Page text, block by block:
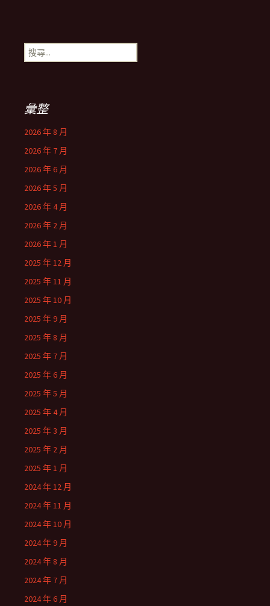
搜
尋
彙整
2026 年 8 月
2026 年 7 月
2026 年 6 月
2026 年 5 月
2026 年 4 月
2026 年 2 月
2026 年 1 月
2025 年 12 月
2025 年 11 月
2025 年 10 月
2025 年 9 月
2025 年 8 月
2025 年 7 月
2025 年 6 月
2025 年 5 月
2025 年 4 月
2025 年 3 月
2025 年 2 月
2025 年 1 月
2024 年 12 月
2024 年 11 月
2024 年 10 月
2024 年 9 月
2024 年 8 月
2024 年 7 月
2024 年 6 月